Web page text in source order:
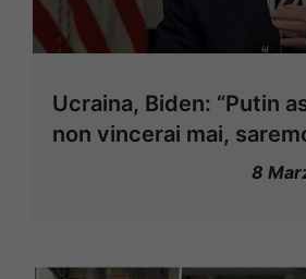
Ucraina, Biden: “Putin
non vincerai mai,
8